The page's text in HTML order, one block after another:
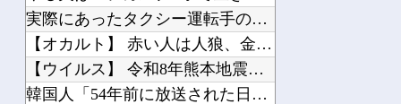
実際にあったタクシー運転手の不可解すぎる体験談
【オカルト】 赤い人は人狼、金持ちが仕掛ける「気づかせ遊び」...
【ウイルス】 令和8年熊本地震により、避難所で「新型コロナ」...
韓国人「54年前に放送された日本アニメの作画のクオリティがこ...